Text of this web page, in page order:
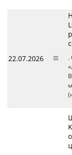
22.07.2026
.